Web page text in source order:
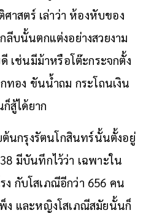
ศาสตร์ เล่าว่า ห้องหับของ
ลีบนั้นตกแต่งอย่างสวยงาม
เช่นมีม้าหรือโต๊ะกระจกตั้ง
ทอง ขันน้ำถม กระโถนเงิน
สู้ได้ยาก
ต้นกรุงรัตนโกสินทร์นั้นตั้งอยู่
มีบันทึกไว้ว่า เฉพาะใน
ง กับโสเภณีอีกว่า 656 คน
ง และหญิงโสเภณีสมัยนั้นก็